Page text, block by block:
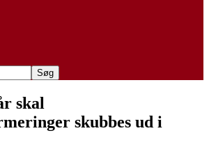
skal
skubbes ud i